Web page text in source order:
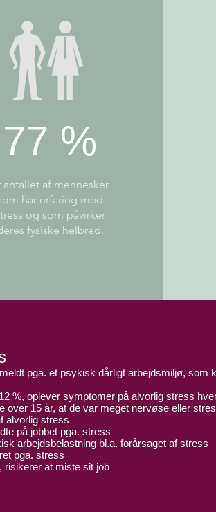
77 %
antallet af mennesker
har erfaring med
og som påvirker
fysiske helbred.
pga. et psykisk dårligt arbejdsmiljø,
%, oplever symptomer på alvorlig stress
over 15 år, at de var meget nervøse eller
alvorlig stress
på jobbet pga. stress
arbejdsbelastning bl.a. forårsaget af stress
pga. stress
risikerer at miste sit job